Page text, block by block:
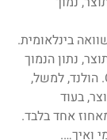
בינלאומית.
בישראל עומד על כ־4.5% מהתוצר, נתון הנמוך
בכ־0.3 נקודות אחוז מהממוצע במדינות ה־OECD. הולנד, למשל,
של יותר מ־14% מהתוצר, בעוד
אחד בלבד.
ואיך….